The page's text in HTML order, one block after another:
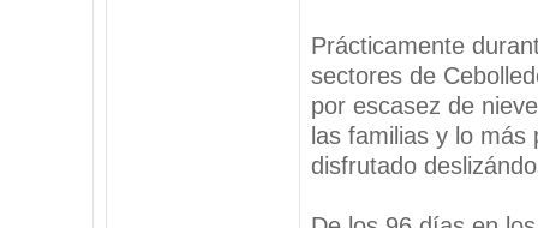
Prácticamente
sectores de
por escasez de
las familias y lo
disfrutado